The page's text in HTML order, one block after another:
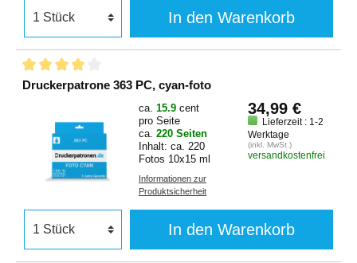
In den Warenkorb
Druckerpatrone 363 PC, cyan-foto
ca. 15.9 cent
pro Seite
ca. 220 Seiten
Inhalt: ca. 220
Fotos 10x15 ml
Informationen zur
Produktsicherheit
34,99 €
Lieferzeit : 1-2
Werktage
(inkl. MwSt.)
versandkostenfrei
In den Warenkorb